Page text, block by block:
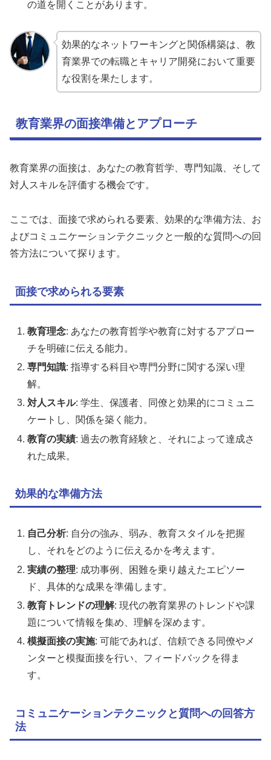
の道を開くことがあります。
効果的なネットワーキングと関係構築は、教
育業界での転職とキャリア開発において重要
な役割を果たします。
教育業界の面接準備とアプローチ
教育業界の面接は、あなたの教育哲学、専門知識、そして
対人スキルを評価する機会です。
ここでは、面接で求められる要素、効果的な準備方法、お
よびコミュニケーションテクニックと一般的な質問への回
答方法について探ります。
面接で求められる要素
教育理念: あなたの教育哲学や教育に対するアプロー
チを明確に伝える能力。
専門知識: 指導する科目や専門分野に関する深い理
解。
対人スキル: 学生、保護者、同僚と効果的にコミュニ
ケートし、関係を築く能力。
教育の実績: 過去の教育経験と、それによって達成さ
れた成果。
効果的な準備方法
自己分析: 自分の強み、弱み、教育スタイルを把握
し、それをどのように伝えるかを考えます。
実績の整理: 成功事例、困難を乗り越えたエピソー
ド、具体的な成果を準備します。
教育トレンドの理解: 現代の教育業界のトレンドや課
題について情報を集め、理解を深めます。
模擬面接の実施: 可能であれば、信頼できる同僚やメ
ンターと模擬面接を行い、フィードバックを得ま
す。
コミュニケーションテクニックと質問への回答方
法